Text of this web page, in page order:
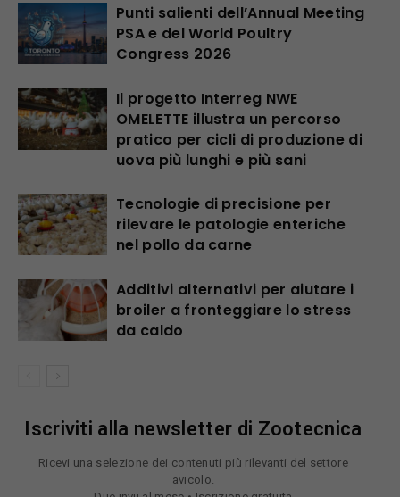
Punti salienti dell’Annual Meeting
PSA e del World Poultry
Congress 2026
Il progetto Interreg NWE
OMELETTE illustra un percorso
pratico per cicli di produzione di
uova più lunghi e più sani
Tecnologie di precisione per
rilevare le patologie enteriche
nel pollo da carne
Additivi alternativi per aiutare i
broiler a fronteggiare lo stress
da caldo
Iscriviti alla newsletter di Zootecnica
Ricevi una selezione dei contenuti più rilevanti del settore
avicolo.